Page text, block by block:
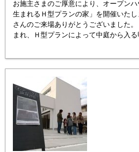
お施主さまのご厚意により、オープン
生まれるＨ型プランの家」を開催いたし
さんのご来場ありがとうございました
まれ、Ｈ型プランによって中庭から入